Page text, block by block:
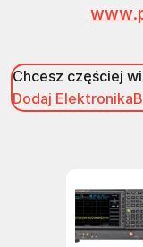
Chcesz częściej
Dodaj